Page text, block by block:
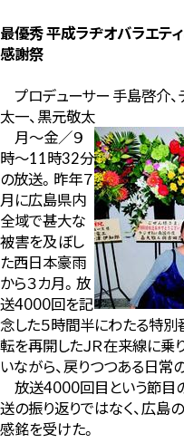
最優秀 平成ラヂオバラエテ
感謝祭
プロデューサー 手島啓介、
太一、黒元敬太
月～金／９
時～11時32分
の放送。昨年７
月に広島県内
全域で甚大な
被害を及ぼし
た西日本豪雨
から３カ月。放
送4000回を記
念した５時間半にわたる特別
転を再開したＪＲ在来線に乗
いながら、戻りつつある日常
放送4000回目という節目
送の振り返りではなく、広島
感銘を受けた。